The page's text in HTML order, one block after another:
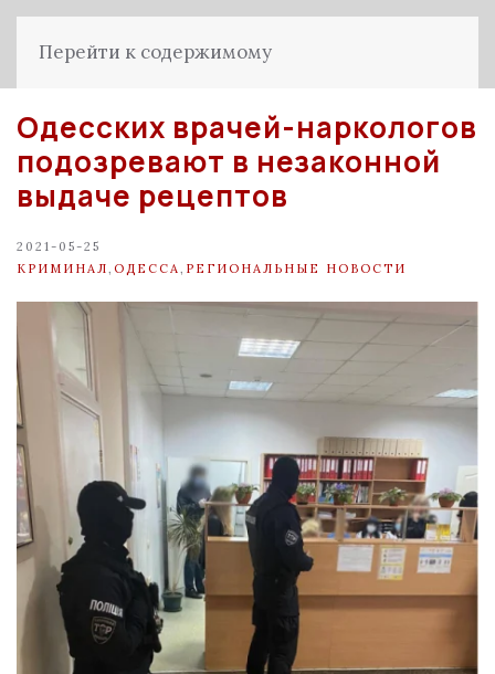
Перейти к содержимому
Одесских врачей-наркологов
подозревают в незаконной
выдаче рецептов
2021-05-25
КРИМИНАЛ ОДЕССА РЕГИОНАЛЬНЫЕ НОВОСТИ